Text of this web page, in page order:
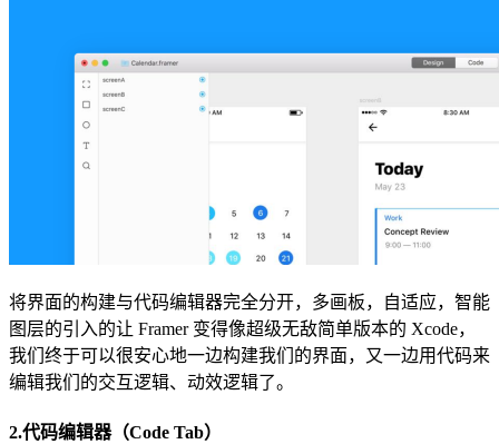
将界面的构建与代码编辑器完全分开，多画板，自适应，智能
图层的引入的让 Framer 变得像超级无敌简单版本的 Xcode，
我们终于可以很安心地一边构建我们的界面，又一边用代码来
编辑我们的交互逻辑、动效逻辑了。
2.代码编辑器（Code Tab）